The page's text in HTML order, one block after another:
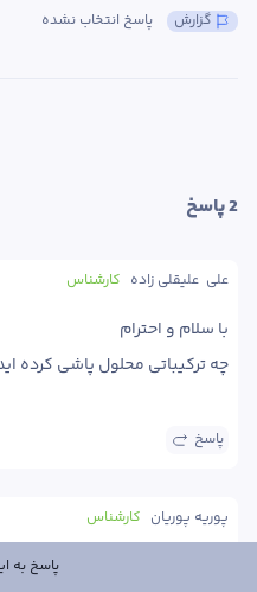
پاسخ انتخاب نشده گزارش
2 پاسخ
کارشناس علی  علیقلی زاده
چه ترکیباتی محلول پاشی کرده
پاسخ
کارشناس پوریه پوریان
پاسخ به